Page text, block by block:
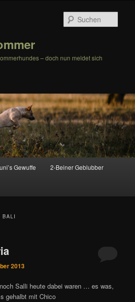
– doch nun meldet sich
Gewuffe 2-Beiner Geblubber
BALI
2013
Salli heute dabei waren … es was,
gehalbt mit Chico